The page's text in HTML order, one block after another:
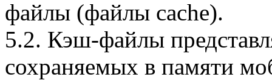
файлы (файлы cache).
5.2. Кэш-файлы
сохраняемых в памяти